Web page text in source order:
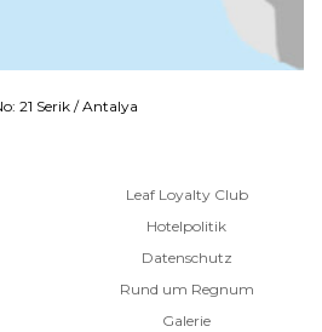
21 Serik / Antalya
Leaf Loyalty Club
Hotelpolitik
Datenschutz
Rund um Regnum
Galerie